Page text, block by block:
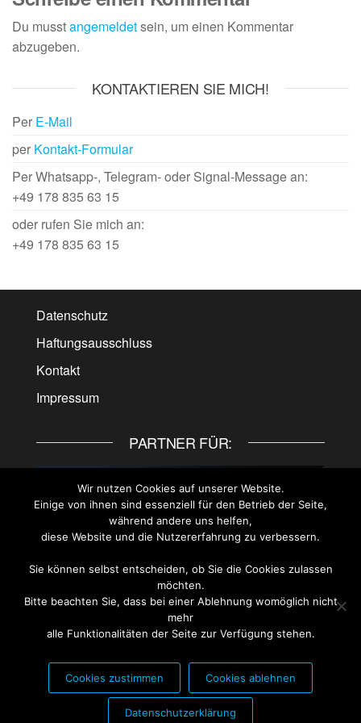
Du musstangemeldetsein, um einen Kommentar
abzugeben.
KONTAKTIEREN SIE MICH!
Per E-Mail
per Kontakt-Formular
Per Whatsapp-, Telegram- oder Signal-Message an:
+49 178 835 63 15
oder rufen Sie mich an:
+49 178 835 63 15
Datenschutz
Haftungsausschluss
Kontakt
Impressum
PARTNER FÜR:
PARTNER FÜR:
Wir nutzen Cookies auf unserer Website.
Einige von ihnen sind essenziell für den Betrieb der Seite,
während andere uns helfen,
diese Website und die Nutzererfahrung zu verbessern.
Sie können selbst entscheiden, ob Sie die Cookies zulassen
möchten.
Bitte beachten Sie, dass bei einer Ablehnung womöglich nicht
mehr
alle Funktionalitäten der Seite zur Verfügung stehen.
Cookies zustimmen Cookies ablehnen
Datenschutzerklärung